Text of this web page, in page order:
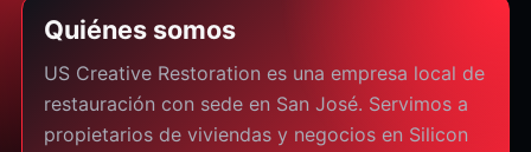
Quiénes somos
US Creative Restoration es una empresa local de
restauración con sede en San José. Servimos a
propietarios de viviendas y negocios en Silicon